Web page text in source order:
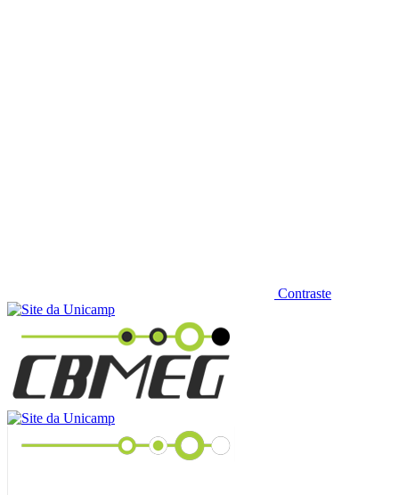
Contraste